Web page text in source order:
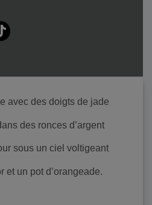
avec des doigts de jade
des ronces d’argent
sous un ciel voltigeant
et un pot d’orangeade.